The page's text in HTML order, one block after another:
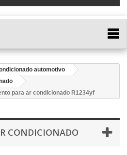
automotivo
para ar condicionado R1234yf
CONDICIONADO